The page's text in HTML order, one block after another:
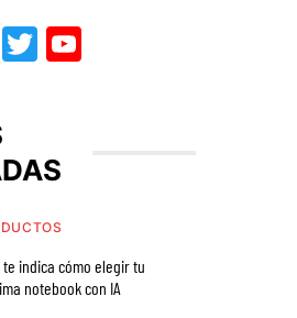
LinkedIn
Twitter
te indica cómo elegir tu
notebook con IA